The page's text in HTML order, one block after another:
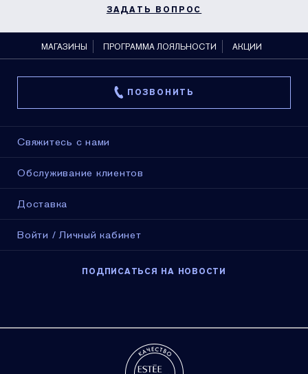
ЗАДАТЬ ВОПРОС
МАГАЗИНЫ ПРОГРАММА ЛОЯЛЬНОСТИ АКЦИИ
ПОЗВОНИТЬ
Свяжитесь с нами
Обслуживание клиентов
Доставка
Войти / Личный кабинет
ПОДПИСАТЬСЯ НА НОВОСТИ